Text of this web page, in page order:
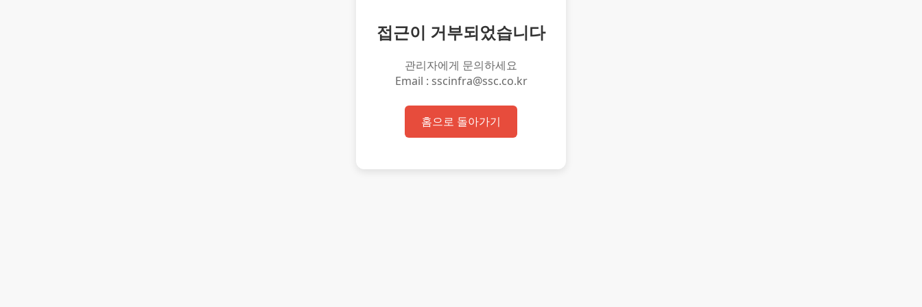
접근이 거부되었습니다
관리자에게 문의하세요
Email : sscinfra@ssc.co.kr
홈으로 돌아가기